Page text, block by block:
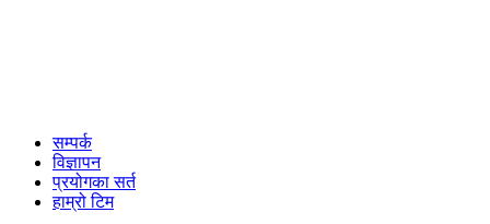
सम्पर्क
विज्ञापन
प्रयोगका सर्त
हाम्रो टिम